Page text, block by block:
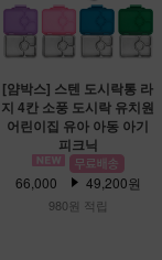
[얌박스] 스텐 도시락통 라
지 4칸 소풍 도시락 유치원
어린이집 유아 아동 아기
피크닉
66,000 49,200원
980원 적립